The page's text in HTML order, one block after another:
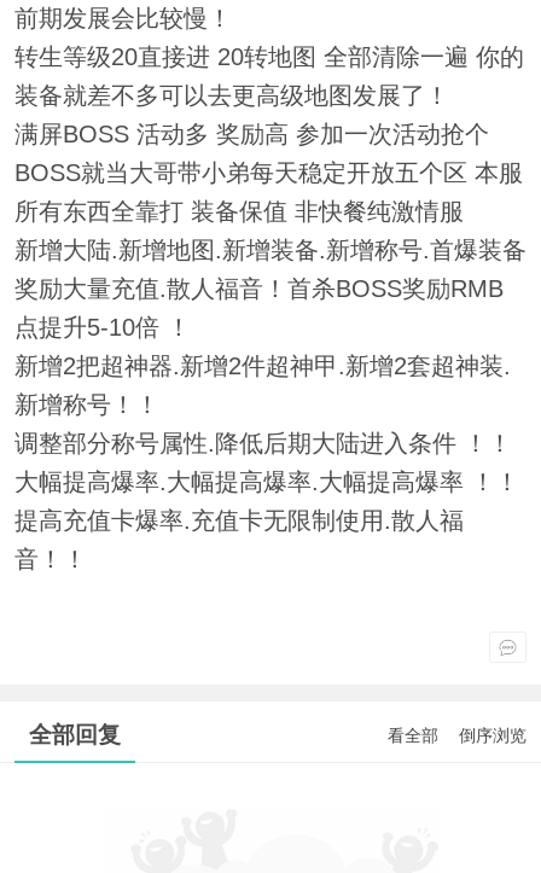
前期发展会比较慢！
转生等级20直接进 20转地图 全部清除一遍 你的
装备就差不多可以去更高级地图发展了！
满屏BOSS 活动多 奖励高 参加一次活动抢个
BOSS就当大哥带小弟每天稳定开放五个区 本服
所有东西全靠打 装备保值 非快餐纯激情服
新增大陆.新增地图.新增装备.新增称号.首爆装备
奖励大量充值.散人福音！首杀BOSS奖励RMB
点提升5-10倍 ！
新增2把超神器.新增2件超神甲.新增2套超神装.
新增称号！！
调整部分称号属性.降低后期大陆进入条件 ！！
大幅提高爆率.大幅提高爆率.大幅提高爆率 ！！
提高充值卡爆率.充值卡无限制使用.散人福
音！！
全部回复 看全部 倒序浏览